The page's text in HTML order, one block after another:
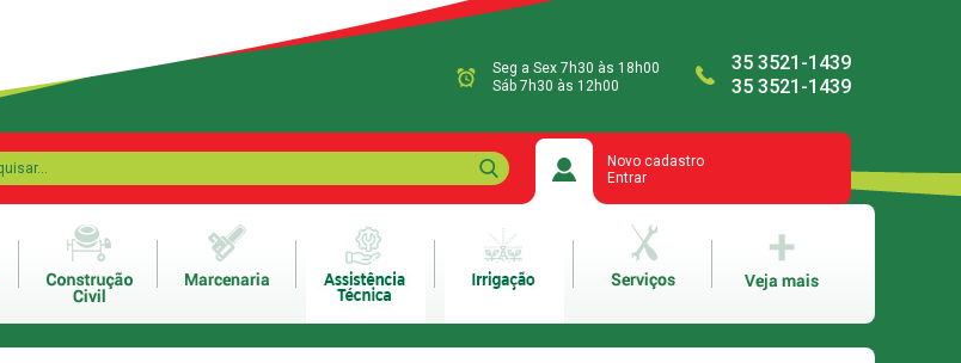
Seg a Sex 7h30 às 18h00
Sáb 7h30 às 12h00
35 3521-1439
35 3521-1439
Novo cadastro
Entrar